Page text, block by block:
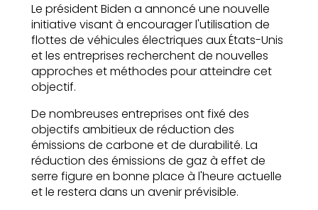
Le président Biden a annoncé une nouvelle
initiative visant à encourager l'utilisation de
flottes de véhicules électriques aux États-Unis
et les entreprises recherchent de nouvelles
approches et méthodes pour atteindre cet
objectif.
De nombreuses entreprises ont fixé des
objectifs ambitieux de réduction des
émissions de carbone et de durabilité. La
réduction des émissions de gaz à effet de
serre figure en bonne place à l'heure actuelle
et le restera dans un avenir prévisible.